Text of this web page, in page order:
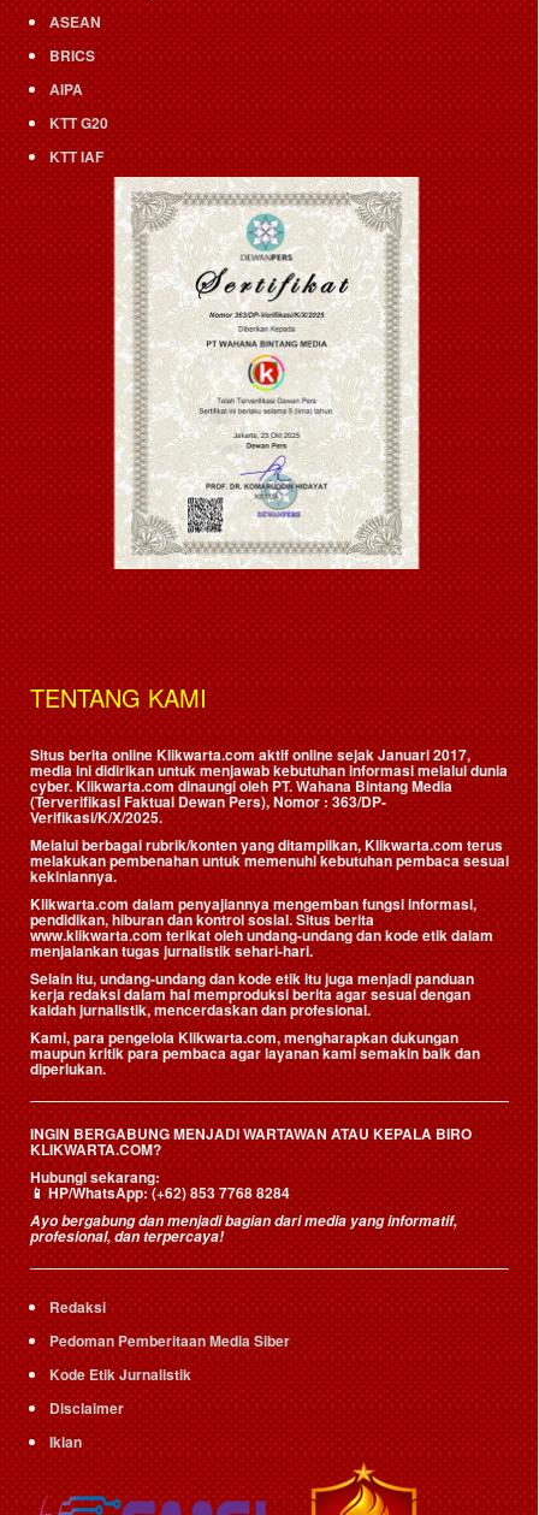
ASEAN
BRICS
AIPA
KTT G20
KTT IAF
TENTANG KAMI
Situs berita online Klikwarta.com aktif online sejak Januari 2017,
media ini didirikan untuk menjawab kebutuhan informasi melalui dunia
cyber. Klikwarta.com dinaungi oleh PT. Wahana Bintang Media
(Terverifikasi Faktual Dewan Pers), Nomor : 363/DP-
Verifikasi/K/X/2025.
Melalui berbagai rubrik/konten yang ditampilkan, Klikwarta.com terus
melakukan pembenahan untuk memenuhi kebutuhan pembaca sesuai
kekiniannya.
Klikwarta.com dalam penyajiannya mengemban fungsi informasi,
pendidikan, hiburan dan kontrol sosial. Situs berita
www.klikwarta.com terikat oleh undang-undang dan kode etik dalam
menjalankan tugas jurnalistik sehari-hari.
Selain itu, undang-undang dan kode etik itu juga menjadi panduan
kerja redaksi dalam hal memproduksi berita agar sesuai dengan
kaidah jurnalistik, mencerdaskan dan profesional.
Kami, para pengelola Klikwarta.com, mengharapkan dukungan
maupun kritik para pembaca agar layanan kami semakin baik dan
diperlukan.
INGIN BERGABUNG MENJADI WARTAWAN ATAU KEPALA BIRO
KLIKWARTA.COM?
Hubungi sekarang:
📱HP/WhatsApp:(+62) 853 7768 8284
Ayo bergabung dan menjadi bagian dari media yang informatif,
profesional, dan terpercaya!
Redaksi
Pedoman Pemberitaan Media Siber
Kode Etik Jurnalistik
Disclaimer
Iklan